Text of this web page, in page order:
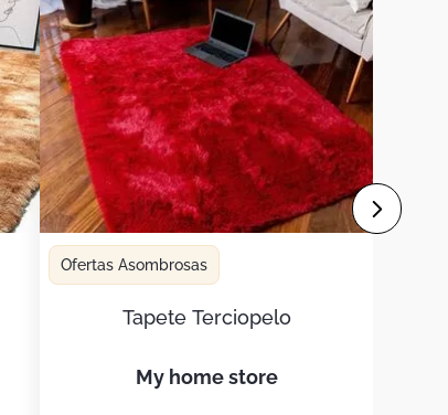
Ofertas Asombrosas
Tapete Terciopelo
my home store